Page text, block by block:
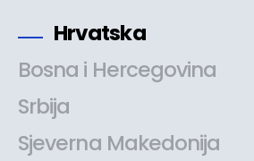
Hrvatska
Bosna i Hercegovina
Srbija
Sjeverna Makedonija